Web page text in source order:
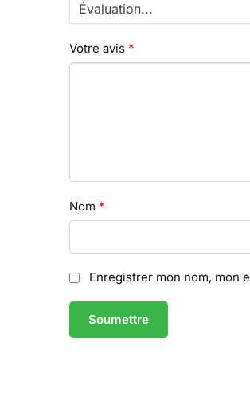
Votre avis *
Nom *
Enregistrer mon nom, mon